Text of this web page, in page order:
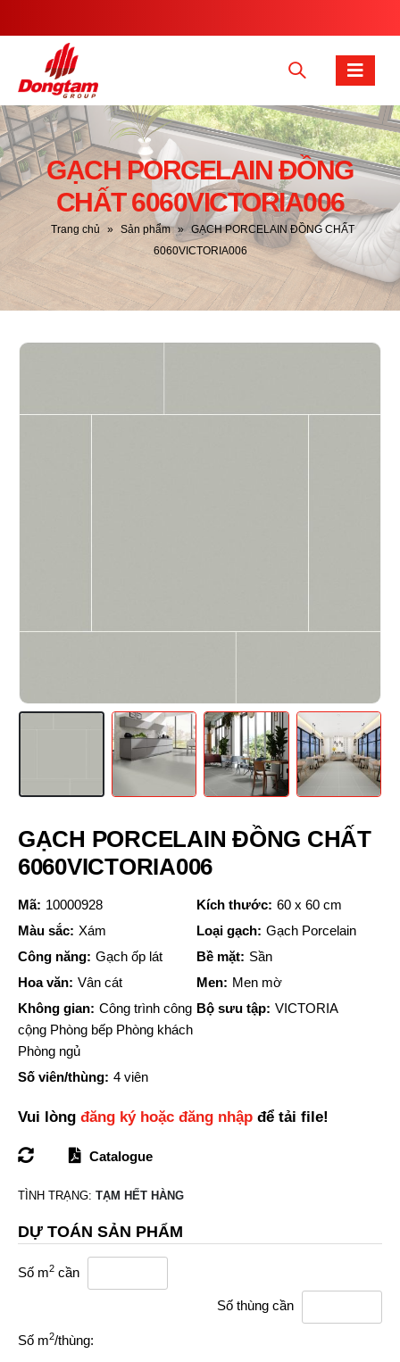
GẠCH PORCELAIN ĐỒNG
CHẤT 6060VICTORIA006
Trang chủ » Sản phẩm » GẠCH PORCELAIN ĐỒNG CHẤT
6060VICTORIA006
GẠCH PORCELAIN ĐỒNG CHẤT
6060VICTORIA006
Mã: 10000928 Kích thước: 60 x 60 cm
Màu sắc: Xám Loại gạch: Gạch Porcelain
Công năng: Gạch ốp lát Bề mặt: Sần
Hoa văn: Vân cát Men: Men mờ
Không gian: Công trình công
cộng Phòng bếp Phòng khách
Phòng ngủ
Bộ sưu tập: VICTORIA
Số viên/thùng: 4 viên
Vui lòng đăng ký hoặc đăng nhập để tải file!
Catalogue
TÌNH TRẠNG: TẠM HẾT HÀNG
DỰ TOÁN SẢN PHẨM
Số m2 cần
Số thùng cần
Số m2/thùng: